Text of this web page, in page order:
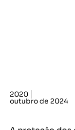
2020
outubro de 2024